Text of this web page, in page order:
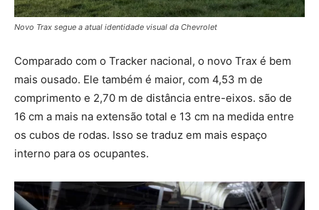
Novo Trax segue a atual identidade visual da Chevrolet
Comparado com o Tracker nacional, o novo Trax é bem
mais ousado. Ele também é maior, com 4,53 m de
comprimento e 2,70 m de distância entre-eixos. são de
16 cm a mais na extensão total e 13 cm na medida entre
os cubos de rodas. Isso se traduz em mais espaço
interno para os ocupantes.